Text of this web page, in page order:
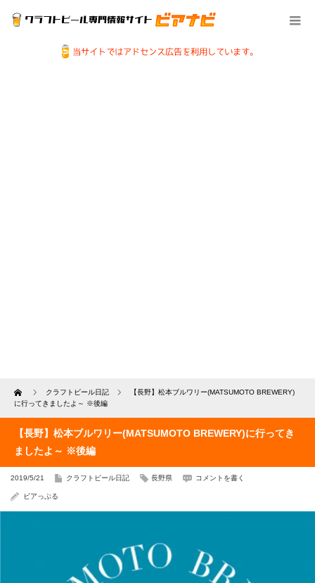
Home クラフトビール日記
【長野】松本ブルワリー(MATSUMOTO BREWERY)
に行ってきましたよ～ ※後編
【長野】松本ブルワリー(MATSUMOTO BREWERY)に行ってき
ましたよ～ ※後編
2019/5/21 クラフトビール日記 長野県 コメントを書く
ビアっぷる